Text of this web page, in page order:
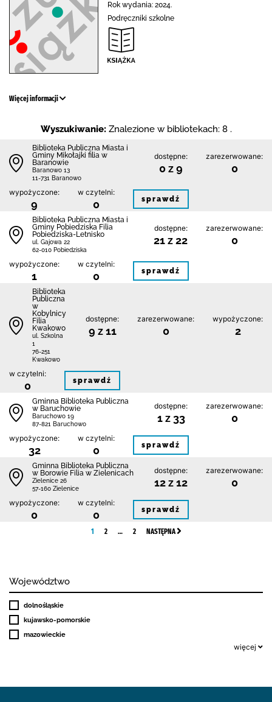
Rok wydania: 2024.
Podręczniki szkolne
Więcej informacji
Wyszukiwanie: Znalezione w bibliotekach: 8 .
Biblioteka Publiczna Miasta i
Gminy Mikołajki filia w
Baranowie
Baranowo 13
11-731 Baranowo
dostępne:
0 z 9
zarezerwowane:
0
wypożyczone:
9
w czytelni:
0 sprawdź
Biblioteka Publiczna Miasta i
Gminy Pobiedziska Filia
Pobiedziska-Letnisko
ul. Gajowa 22
62-010 Pobiedziska
dostępne:
21 z 22
zarezerwowane:
0
wypożyczone:
1
w czytelni:
0 sprawdź
Biblioteka
Publiczna
w
Kobylnicy
Filia
Kwakowo
ul. Szkolna
1
76-251
Kwakowo
dostępne:
9 z 11
zarezerwowane:
0
wypożyczone:
2
w czytelni:
0 sprawdź
Gminna Biblioteka Publiczna
w Baruchowie
Baruchowo 19
87-821 Baruchowo
dostępne:
1 z 33
zarezerwowane:
0
wypożyczone:
32
w czytelni:
0 sprawdź
Gminna Biblioteka Publiczna
w Borowie Filia w Zielenicach
Zielenice 26
57-160 Zielenice
dostępne:
12 z 12
zarezerwowane:
0
wypożyczone:
0
w czytelni:
0 sprawdź
1 2 … 2 NASTĘPNA
Województwo
dolnośląskie
kujawsko-pomorskie
mazowieckie
więcej